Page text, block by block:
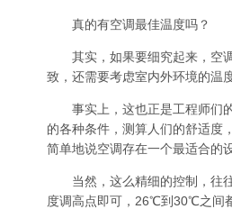
真的有空调最佳温度吗？
其实，如果要细究起来，空调
致，还需要考虑室内外环境的温
事实上，这也正是工程师们的
的各种条件，测算人们的舒适度
简单地说空调存在一个最适合的
当然，这么精细的控制，往往
度调高点即可，26℃到30℃之间